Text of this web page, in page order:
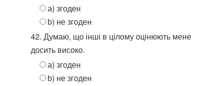
а) згоден
b) не згоден
42. Думаю, що інші в цілому оцінюють мене
досить високо.
а) згоден
b) не згоден